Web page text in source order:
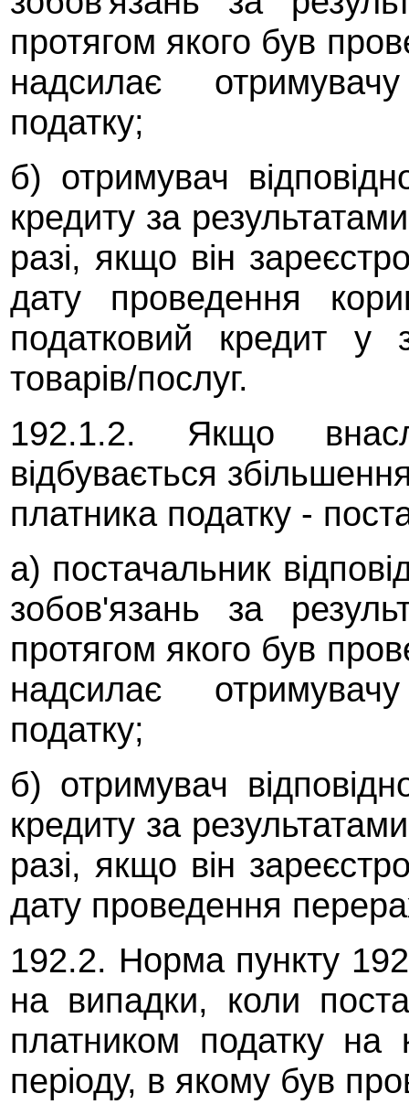
протягом якого був
надсилає
податку;
б) отримувач
кредиту за
разі, якщо він
дату проведення
податковий кредит у
товарів/послуг.
192.1.2. Якщо
відбувається
платника податку -
а) постачальник
зобов'язань за
протягом якого був
надсилає
податку;
б) отримувач
кредиту за
разі, якщо він
дату проведення
192.2. Норма пункту
на випадки, коли
платником податку на
періоду, в якому був